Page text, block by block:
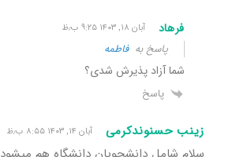
فرهاد آبان ۱۸, ۱۴۰۳ ۹:۲۵ ب٫ظ
پاسخ بهفاطمه
شما آزاد پذیرش شدی؟
پاسخ
زینب حسنوندکرمی آبان ۱۴, ۱۴۰۳ ۸:۵۵ ب٫ظ